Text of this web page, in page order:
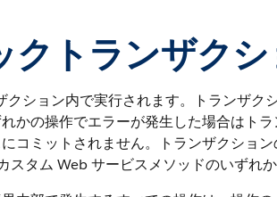
クトランザク
クション内で実行されます。トランザ
かの操作でエラーが発生した場合はト
コミットされません。トランザクショ
スタム Web サービスメソッドのいずれ